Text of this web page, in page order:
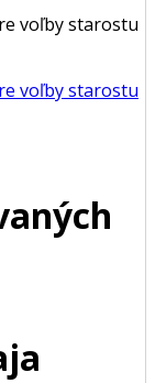
voľby starostu
voľby starostu